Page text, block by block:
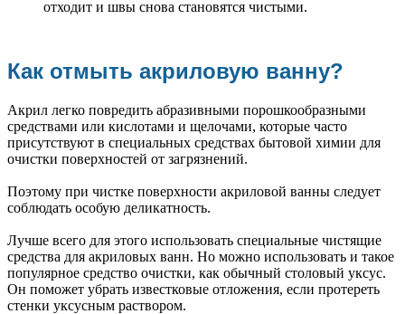
отходит и швы снова становятся чистыми.
Как отмыть акриловую ванну?
Акрил легко повредить абразивными порошкообразными
средствами или кислотами и щелочами, которые часто
присутствуют в специальных средствах бытовой химии для
очистки поверхностей от загрязнений.
Поэтому при чистке поверхности акриловой ванны следует
соблюдать особую деликатность.
Лучше всего для этого использовать специальные чистящие
средства для акриловых ванн. Но можно использовать и такое
популярное средство очистки, как обычный столовый уксус.
Он поможет убрать известковые отложения, если протереть
стенки уксусным раствором.